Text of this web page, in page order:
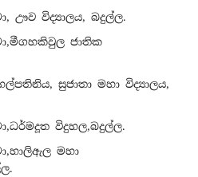
ඌව විද්‍යාලය, බදුල්ල.
ජාතික
සුජාතා මහා විද්‍යාලය,
විදුහල,බදුල්ල.
මහා